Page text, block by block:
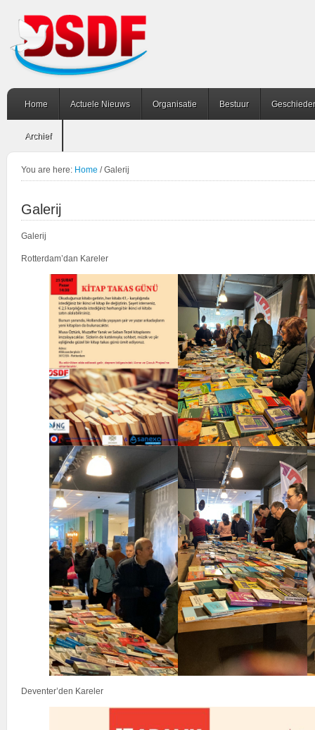
Home Actuele Nieuws Organisatie Bestuur
Archief
You are here: Home /Galerij
Galerij
Galerij
Rotterdam’dan Kareler
Deventer’den Kareler